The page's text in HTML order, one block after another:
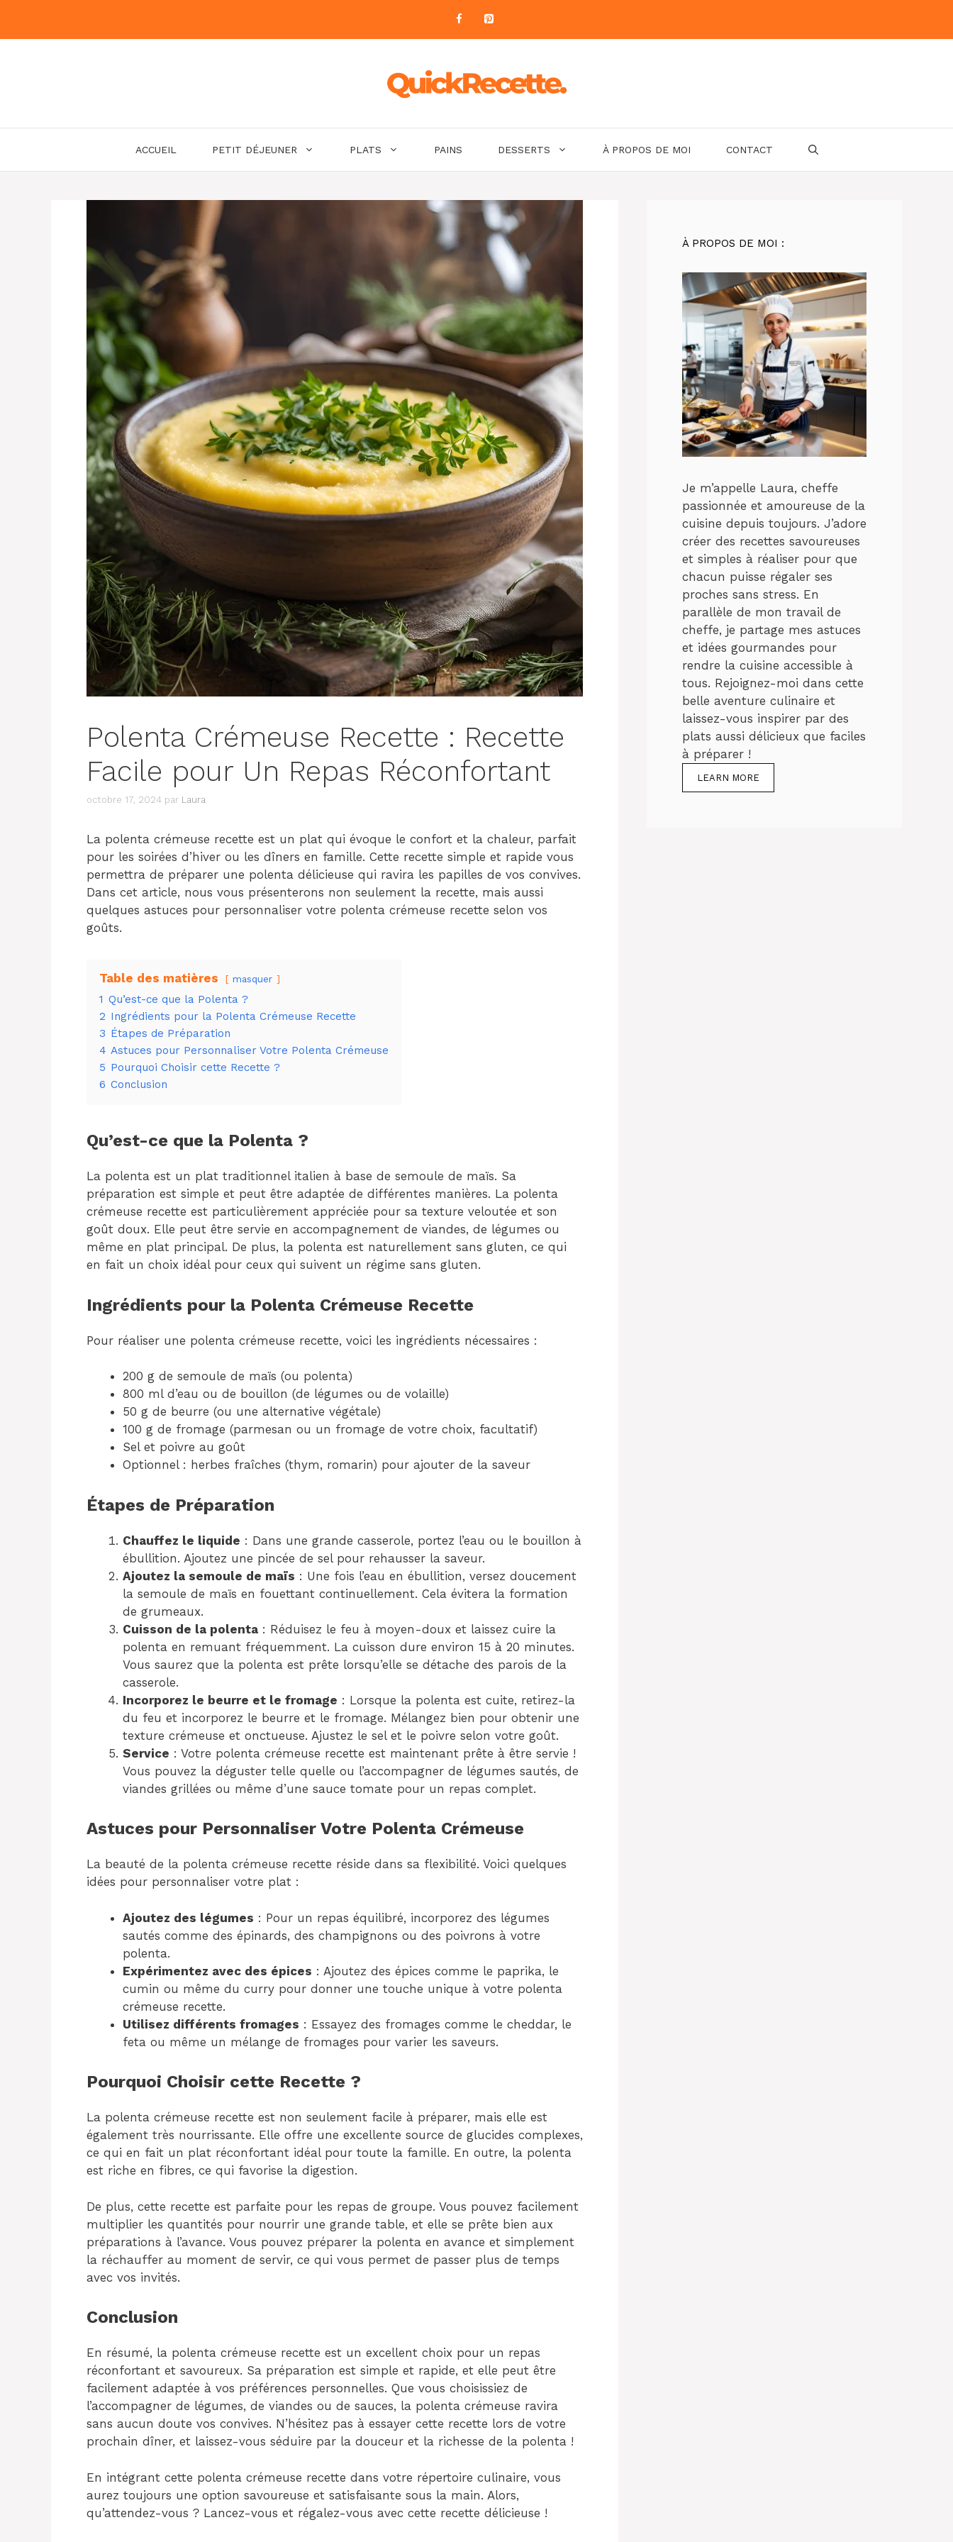
contenu
ACCUEIL PETIT DÉJEUNER PLATS PAINS DESSERTS À PROPOS DE MOI CONTACT
Polenta Crémeuse Recette : Recette
Facile pour Un Repas Réconfortant
octobre 17, 2024 par Laura
La polenta crémeuse recette est un plat qui évoque le confort et la chaleur, parfait
pour les soirées d’hiver ou les dîners en famille. Cette recette simple et rapide vous
permettra de préparer une polenta délicieuse qui ravira les papilles de vos convives.
Dans cet article, nous vous présenterons non seulement la recette, mais aussi
quelques astuces pour personnaliser votre polenta crémeuse recette selon vos
goûts.
Table des matières masquer
1 Qu’est-ce que la Polenta ?
2 Ingrédients pour la Polenta Crémeuse Recette
3 Étapes de Préparation
4 Astuces pour Personnaliser Votre Polenta Crémeuse
5 Pourquoi Choisir cette Recette ?
6 Conclusion
Qu’est-ce que la Polenta ?
La polenta est un plat traditionnel italien à base de semoule de maïs. Sa
préparation est simple et peut être adaptée de différentes manières. La polenta
crémeuse recette est particulièrement appréciée pour sa texture veloutée et son
goût doux. Elle peut être servie en accompagnement de viandes, de légumes ou
même en plat principal. De plus, la polenta est naturellement sans gluten, ce qui
en fait un choix idéal pour ceux qui suivent un régime sans gluten.
Ingrédients pour la Polenta Crémeuse Recette
Pour réaliser une polenta crémeuse recette, voici les ingrédients nécessaires :
200 g de semoule de maïs (ou polenta)
800 ml d’eau ou de bouillon (de légumes ou de volaille)
50 g de beurre (ou une alternative végétale)
100 g de fromage (parmesan ou un fromage de votre choix, facultatif)
Sel et poivre au goût
Optionnel : herbes fraîches (thym, romarin) pour ajouter de la saveur
Étapes de Préparation
Chauffez le liquide : Dans une grande casserole, portez l’eau ou le bouillon à
ébullition. Ajoutez une pincée de sel pour rehausser la saveur.
Ajoutez la semoule de maïs : Une fois l’eau en ébullition, versez doucement
la semoule de maïs en fouettant continuellement. Cela évitera la formation
de grumeaux.
Cuisson de la polenta : Réduisez le feu à moyen-doux et laissez cuire la
polenta en remuant fréquemment. La cuisson dure environ 15 à 20 minutes.
Vous saurez que la polenta est prête lorsqu’elle se détache des parois de la
casserole.
Incorporez le beurre et le fromage : Lorsque la polenta est cuite, retirez-la
du feu et incorporez le beurre et le fromage. Mélangez bien pour obtenir une
texture crémeuse et onctueuse. Ajustez le sel et le poivre selon votre goût.
Service : Votre polenta crémeuse recette est maintenant prête à être servie !
Vous pouvez la déguster telle quelle ou l’accompagner de légumes sautés, de
viandes grillées ou même d’une sauce tomate pour un repas complet.
Astuces pour Personnaliser Votre Polenta Crémeuse
La beauté de la polenta crémeuse recette réside dans sa flexibilité. Voici quelques
idées pour personnaliser votre plat :
Ajoutez des légumes : Pour un repas équilibré, incorporez des légumes
sautés comme des épinards, des champignons ou des poivrons à votre
polenta.
Expérimentez avec des épices : Ajoutez des épices comme le paprika, le
cumin ou même du curry pour donner une touche unique à votre polenta
crémeuse recette.
Utilisez différents fromages : Essayez des fromages comme le cheddar, le
feta ou même un mélange de fromages pour varier les saveurs.
Pourquoi Choisir cette Recette ?
La polenta crémeuse recette est non seulement facile à préparer, mais elle est
également très nourrissante. Elle offre une excellente source de glucides complexes,
ce qui en fait un plat réconfortant idéal pour toute la famille. En outre, la polenta
est riche en fibres, ce qui favorise la digestion.
De plus, cette recette est parfaite pour les repas de groupe. Vous pouvez facilement
multiplier les quantités pour nourrir une grande table, et elle se prête bien aux
préparations à l’avance. Vous pouvez préparer la polenta en avance et simplement
la réchauffer au moment de servir, ce qui vous permet de passer plus de temps
avec vos invités.
Conclusion
En résumé, la polenta crémeuse recette est un excellent choix pour un repas
réconfortant et savoureux. Sa préparation est simple et rapide, et elle peut être
facilement adaptée à vos préférences personnelles. Que vous choisissiez de
l’accompagner de légumes, de viandes ou de sauces, la polenta crémeuse ravira
sans aucun doute vos convives. N’hésitez pas à essayer cette recette lors de votre
prochain dîner, et laissez-vous séduire par la douceur et la richesse de la polenta !
En intégrant cette polenta crémeuse recette dans votre répertoire culinaire, vous
aurez toujours une option savoureuse et satisfaisante sous la main. Alors,
qu’attendez-vous ? Lancez-vous et régalez-vous avec cette recette délicieuse !
À PROPOS DE MOI :
Je m’appelle Laura, cheffe
passionnée et amoureuse de la
cuisine depuis toujours. J’adore
créer des recettes savoureuses
et simples à réaliser pour que
chacun puisse régaler ses
proches sans stress. En
parallèle de mon travail de
cheffe, je partage mes astuces
et idées gourmandes pour
rendre la cuisine accessible à
tous. Rejoignez-moi dans cette
belle aventure culinaire et
laissez-vous inspirer par des
plats aussi délicieux que faciles
à préparer !
LEARN MORE